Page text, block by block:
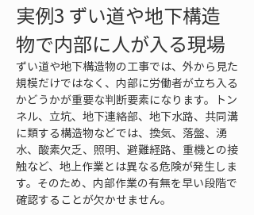
実例3 ずい道や地下構造
物で内部に人が入る現場
ずい道や地下構造物の工事では、外から見た
規模だけではなく、内部に労働者が立ち入る
かどうかが重要な判断要素になります。トン
ネル、立坑、地下連絡部、地下水路、共同溝
に類する構造物などでは、換気、落盤、湧
水、酸素欠乏、照明、避難経路、重機との接
触など、地上作業とは異なる危険が発生しま
す。そのため、内部作業の有無を早い段階で
確認することが欠かせません。